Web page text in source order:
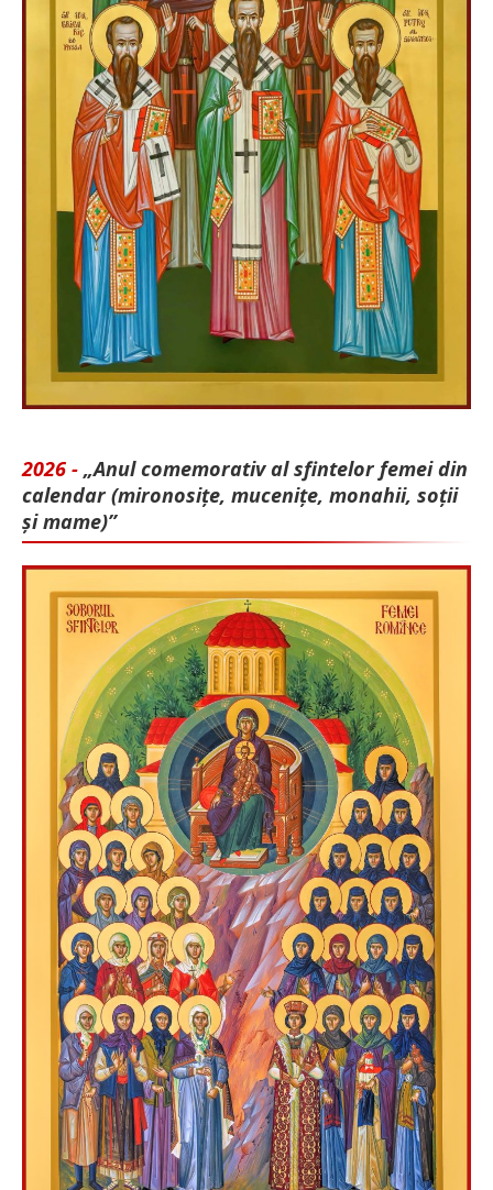
2026 - „Anul comemorativ al sfintelor femei din
calendar (mironosițe, mu­cenițe, monahii, soții
și mame)”